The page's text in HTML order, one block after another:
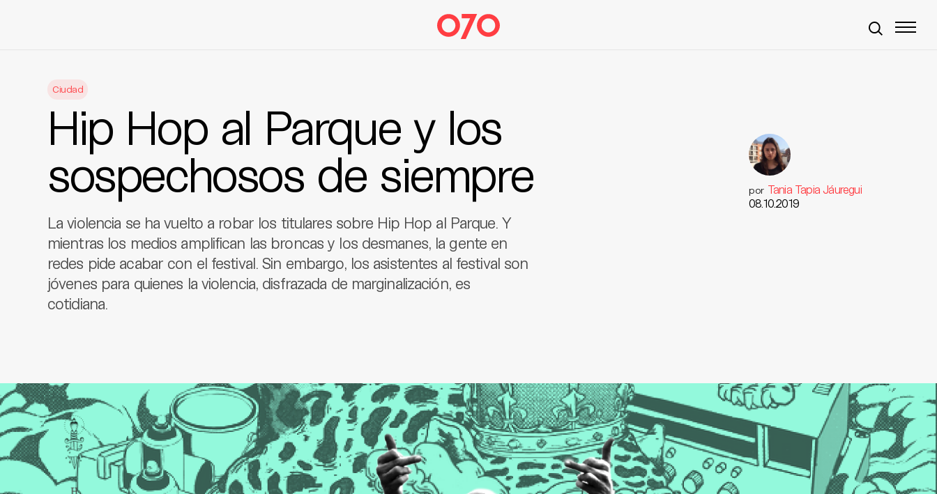
Ciudad
Hip Hop al Parque y los
sospechosos de siempre
La violencia se ha vuelto a robar los titulares sobre Hip Hop al Parque. Y
mientras los medios amplifican las broncas y los desmanes, la gente en
redes pide acabar con el festival. Sin embargo, los asistentes al festival son
jóvenes para quienes la violencia, disfrazada de marginalización, es
cotidiana.
por Tania Tapia Jáuregui
08.10.2019